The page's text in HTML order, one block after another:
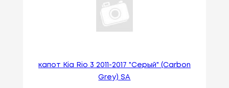
капот Kia Rio 3 2011-2017 "Серый" (Carbon
Grey) SA